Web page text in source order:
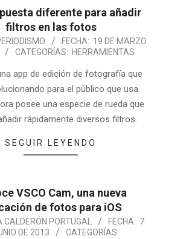
diferente para añadir
filtros en las fotos
FECHA: 19 DE MARZO
CATEGORÍAS: HERRAMIENTAS
app de edición de fotografía que
para el público que usa
posee una especie de rueda que
rápidamente diversos filtros.
SEGUIR LEYENDO
VSCO Cam, una nueva
de fotos para iOS
CALDERÓN PORTUGAL FECHA: 7
DE 2013
CATEGORÍAS: